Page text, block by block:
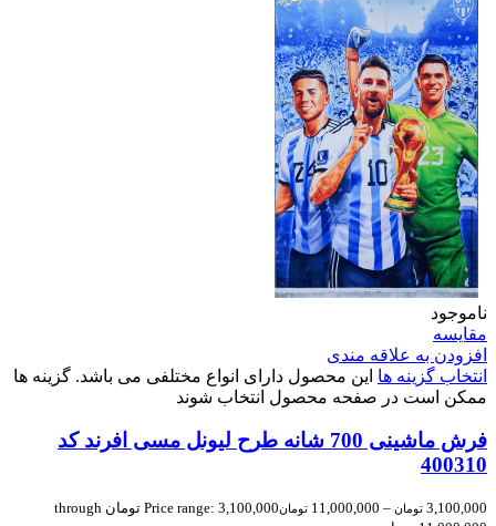
ناموجود
مقایسه
افزودن به علاقه مندی
انتخاب گزینه ها این محصول دارای انواع مختلفی می باشد. گزینه ها
ممکن است در صفحه محصول انتخاب شوند
فرش ماشینی 700 شانه طرح لیونل مسی افرند کد
400310
3,100,000 تومان –
11,000,000 تومان
Price range: 3,100,000 تومان through